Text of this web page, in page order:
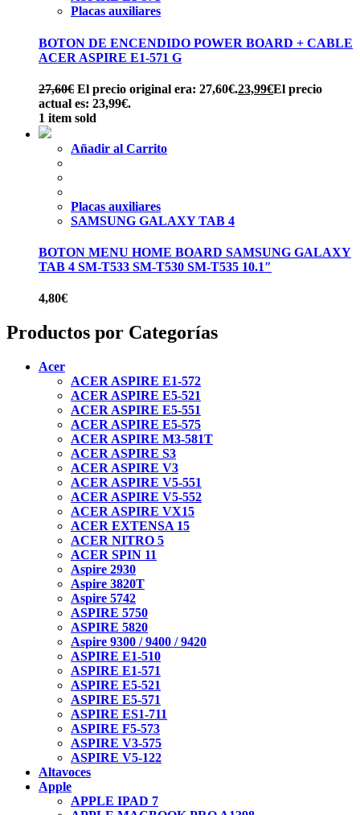
Placas auxiliares
BOTON DE ENCENDIDO POWER BOARD + CABLE
ACER ASPIRE E1-571 G
27,60€ El precio original era: 27,60€.23,99€El precio
actual es: 23,99€.
1 item sold
Añadir al Carrito
Placas auxiliares
SAMSUNG GALAXY TAB 4
BOTON MENU HOME BOARD SAMSUNG GALAXY
TAB 4 SM-T533 SM-T530 SM-T535 10.1″
4,80€
Productos por Categorías
Acer
ACER ASPIRE E1-572
ACER ASPIRE E5-521
ACER ASPIRE E5-551
ACER ASPIRE E5-575
ACER ASPIRE M3-581T
ACER ASPIRE S3
ACER ASPIRE V3
ACER ASPIRE V5-551
ACER ASPIRE V5-552
ACER ASPIRE VX15
ACER EXTENSA 15
ACER NITRO 5
ACER SPIN 11
Aspire 2930
Aspire 3820T
Aspire 5742
ASPIRE 5750
ASPIRE 5820
Aspire 9300 / 9400 / 9420
ASPIRE E1-510
ASPIRE E1-571
ASPIRE E5-521
ASPIRE E5-571
ASPIRE ES1-711
ASPIRE F5-573
ASPIRE V3-575
ASPIRE V5-122
Altavoces
Apple
APPLE IPAD 7